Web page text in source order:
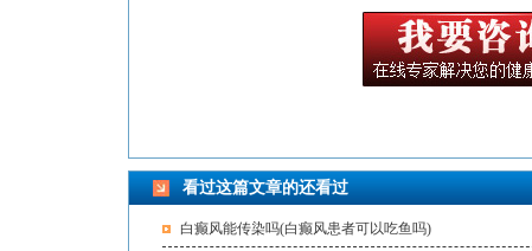
看过这篇文章的还看过
白癫风能传染吗(白癫风患者可以吃鱼吗)